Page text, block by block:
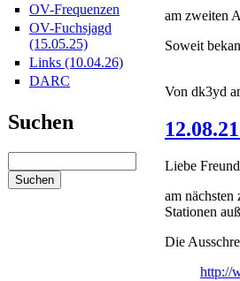
OV-Frequenzen
OV-Fuchsjagd
(15.05.25)
Links (10.04.26)
DARC
Suchen
am zweiten
Soweit
Von dk3yd
Liebe
am
Stationen
Die
http://